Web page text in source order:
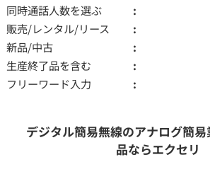
同時通話人数を選ぶ
販売/レンタル/リース
新品/中古
生産終了品を含む
フリーワード入力
デジタル簡易無線のアナログ簡
品ならエクセリ